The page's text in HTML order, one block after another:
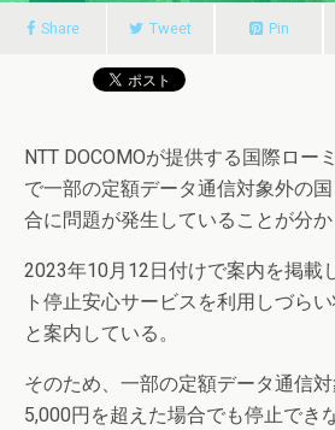
Share Tweet Pin
NTT DOCOMOが提供する国際ロー
で一部の定額データ通信対象外の
合に問題が発生していることが分か
2023年10月12日付けで案内を掲載
ト停止安心サービスを利用しづら
と案内している。
そのため、一部の定額データ通信
5,000円を超えた場合でも停止でき